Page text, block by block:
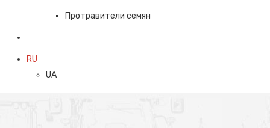
Протравители семян
RU
UA